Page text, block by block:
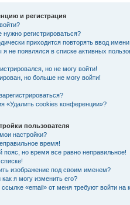
и регистрация
регистрироваться?
приходится повторять ввод
я не появлялся в списке активных
но не могу войти!
но больше не могу войти!
«Удалить cookies конференции»?
пользователя
настройки?
время!
пояс, но время все равно неправильное!
изображение под своим именем?
как я могу изменить его?
«email» от меня требуют войти на